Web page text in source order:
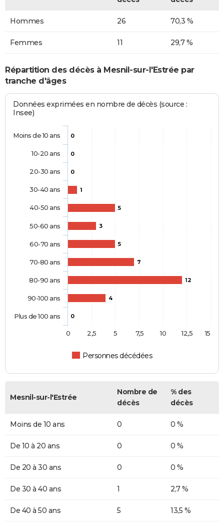
Hommes 26 70,3 %
Femmes 11 29,7 %
Répartition des décès à Mesnil-sur-l'Estrée par
tranche d'âges
Données exprimées en nombre de décès (source :
Insee)
0
0
0
1
5
3
5
7
12
4
0
Personnes décédées
Moins de 10 ans
10-20 ans
20-30 ans
30-40 ans
40-50 ans
50-60 ans
60-70 ans
70-80 ans
80-90 ans
90-100 ans
Plus de 100 ans
0 2,5 5 7,5 10 12,5 15
Mesnil-sur-l'Estrée
Nombre de
décès
% des
décès
Moins de 10 ans 0 0 %
De 10 à 20 ans 0 0 %
De 20 à 30 ans 0 0 %
De 30 à 40 ans 1 2,7 %
De 40 à 50 ans 5 13,5 %